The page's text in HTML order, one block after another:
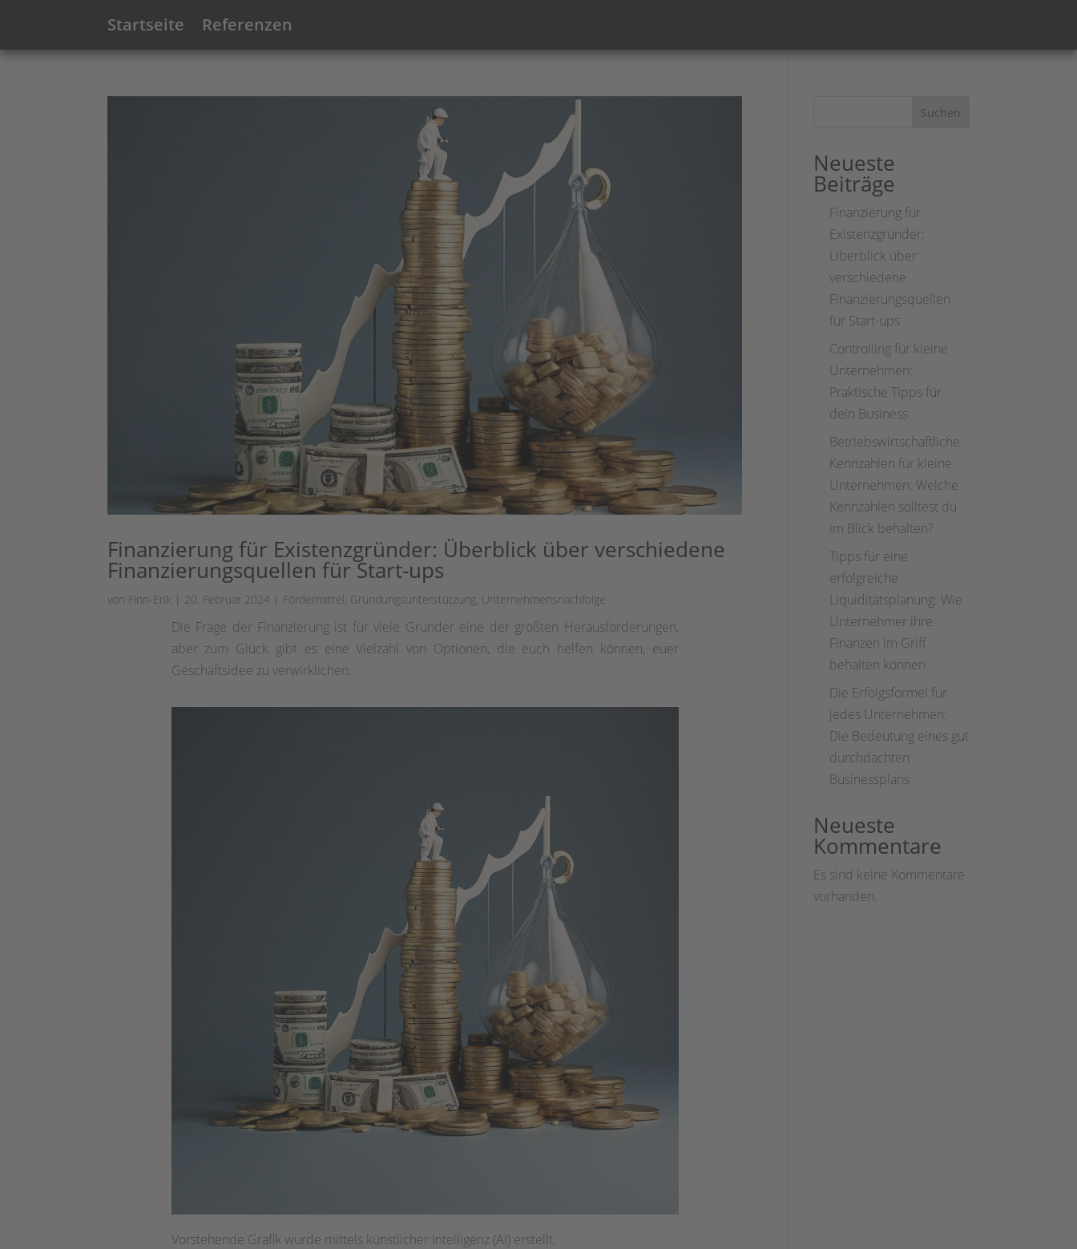
Startseite Referenzen
Finanzierung für Existenzgründer: Überblick über verschiedene
Finanzierungsquellen für Start-ups
von Finn-Erik | 20. Februar 2024 | Fördermittel, Gründungsunterstützung, Unternehmensnachfolge
Die Frage der Finanzierung ist für viele Gründer eine der größten Herausforderungen,
aber zum Glück gibt es eine Vielzahl von Optionen, die euch helfen können, euer
Geschäftsidee zu verwirklichen.
Vorstehende Grafik wurde mittels künstlicher Intelligenz (AI) erstellt.
Suchen
Neueste
Beiträge
Finanzierung für
Existenzgründer:
Überblick über
verschiedene
Finanzierungsquellen
für Start-ups
Controlling für kleine
Unternehmen:
Praktische Tipps für
dein Business
Betriebswirtschaftliche
Kennzahlen für kleine
Unternehmen: Welche
Kennzahlen solltest du
im Blick behalten?
Tipps für eine
erfolgreiche
Liquiditätsplanung: Wie
Unternehmer ihre
Finanzen im Griff
behalten können
Die Erfolgsformel für
jedes Unternehmen:
Die Bedeutung eines gut
durchdachten
Businessplans
Neueste
Kommentare
Es sind keine Kommentare
vorhanden.